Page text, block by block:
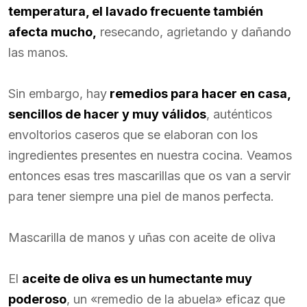
temperatura, el lavado frecuente también
afecta mucho, resecando, agrietando y dañando
las manos.
Sin embargo, hay remedios para hacer en casa,
sencillos de hacer y muy válidos, auténticos
envoltorios caseros que se elaboran con los
ingredientes presentes en nuestra cocina. Veamos
entonces esas tres mascarillas que os van a servir
para tener siempre una piel de manos perfecta.
Mascarilla de manos y uñas con aceite de oliva
El aceite de oliva es un humectante muy
poderoso, un «remedio de la abuela» eficaz que